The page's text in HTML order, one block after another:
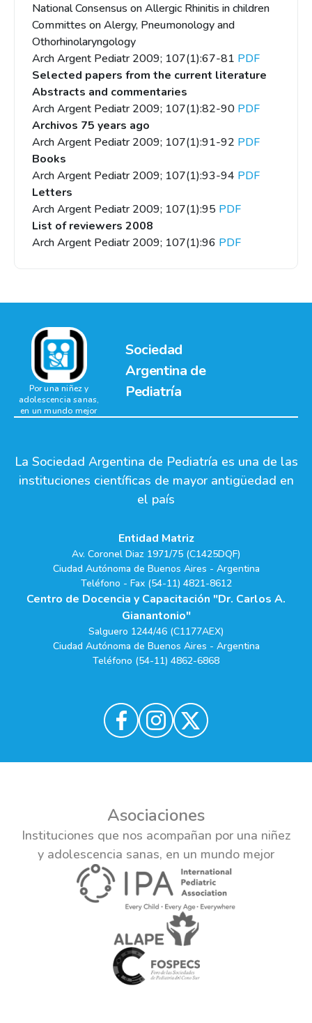
National Consensus on Allergic Rhinitis in children
Committes on Alergy, Pneumonology and
Othorhinolaryngology
Arch Argent Pediatr 2009; 107(1):67-81 PDF
Selected papers from the current literature
Abstracts and commentaries
Arch Argent Pediatr 2009; 107(1):82-90 PDF
Archivos 75 years ago
Arch Argent Pediatr 2009; 107(1):91-92 PDF
Books
Arch Argent Pediatr 2009; 107(1):93-94 PDF
Letters
Arch Argent Pediatr 2009; 107(1):95 PDF
List of reviewers 2008
Arch Argent Pediatr 2009; 107(1):96 PDF
Sociedad
Argentina de
Pediatría
Por una niñez y
adolescencia sanas,
en un mundo mejor
La Sociedad Argentina de Pediatría es una de las
instituciones científicas de mayor antigüedad en
el país
Entidad Matriz
Av. Coronel Diaz 1971/75 (C1425DQF)
Ciudad Autónoma de Buenos Aires - Argentina
Teléfono - Fax (54-11) 4821-8612
Centro de Docencia y Capacitación "Dr. Carlos A.
Gianantonio"
Salguero 1244/46 (C1177AEX)
Ciudad Autónoma de Buenos Aires - Argentina
Teléfono (54-11) 4862-6868
Asociaciones
Instituciones que nos acompañan por una niñez
y adolescencia sanas, en un mundo mejor